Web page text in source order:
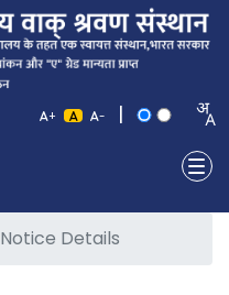
+ - |
Notice Details